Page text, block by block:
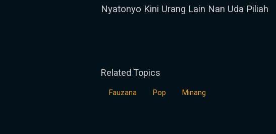
Nyatonyo Kini Urang Lain Nan Uda Piliah
Related Topics
Fauzana Pop Minang